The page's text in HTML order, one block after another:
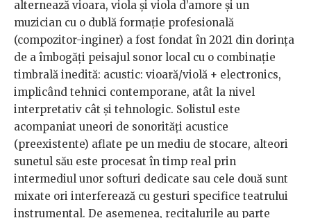
alternează vioara, viola şi viola d’amore şi un
muzician cu o dublă formaţie profesională
(compozitor-inginer) a fost fondat în 2021 din dorinţa
de a îmbogăţi peisajul sonor local cu o combinaţie
timbrală inedită: acustic: vioară/violă + electronics,
implicând tehnici contemporane, atât la nivel
interpretativ cât și tehnologic. Solistul este
acompaniat uneori de sonorități acustice
(preexistente) aflate pe un mediu de stocare, alteori
sunetul său este procesat în timp real prin
intermediul unor softuri dedicate sau cele două sunt
mixate ori interferează cu gesturi specifice teatrului
instrumental. De asemenea, recitalurile au parte